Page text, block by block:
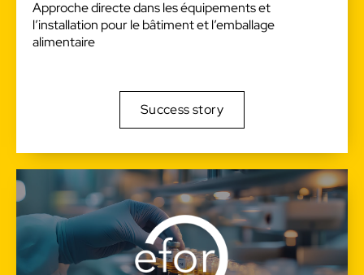
Approche directe dans les équipements et
l’installation pour le bâtiment et l’emballage
alimentaire
Success story